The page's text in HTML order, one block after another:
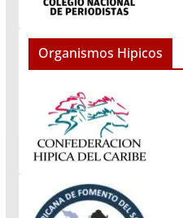
Organismos Hipicos